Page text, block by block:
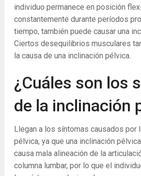
individuo permanece en posición
constantemente durante períodos
tiempo, también puede causar una
Ciertos desequilibrios musculares
la causa de una inclinación pélvica.
¿Cuáles son los
de la inclinación
Llegan a los síntomas causados ​​por
pélvica, ya que una inclinación
causa mala alineación de la
columna lumbar, por lo que el